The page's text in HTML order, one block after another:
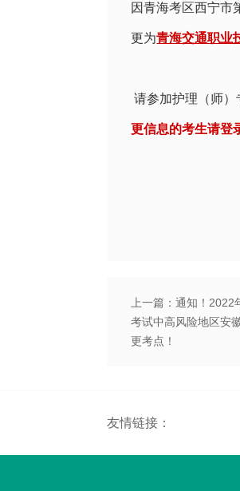
因青海考区西宁市
更为青海交通职业
请参加护理（师）
更信息的考生请登
上一篇：通知！2022
考试中高风险地区安
更考点！
友情链接：